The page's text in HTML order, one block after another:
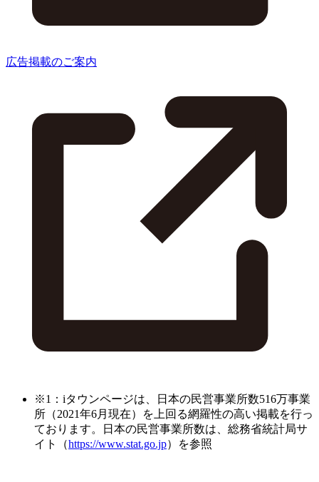
広告掲載のご案内
※1：iタウンページは、日本の民営事業所数516万事業
所（2021年6月現在）を上回る網羅性の高い掲載を行っ
ております。日本の民営事業所数は、総務省統計局サ
イト（https://www.stat.go.jp）を参照